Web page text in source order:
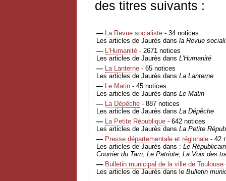
des titres suivants :
— La Revue socialiste - 34 notices
Les articles de Jaurès dans la Revue
— L'Humanité - 2671 notices
Les articles de Jaurès dans L'Humanité
— La Lanterne - 65 notices
Les articles de Jaurès dans La Lanterne
— Le Matin - 45 notices
Les articles de Jaurès dans Le Matin
— La Dépêche - 887 notices
Les articles de Jaurès dans La Dépêche
— La Petite République - 642 notices
Les articles de Jaurès dans La Petite
— Presse départementale et régionale - 42
Les articles de Jaurès dans : Le
Courrier du Tarn, Le Patriote, La Voix des
— Bulletin municipal de la ville de Toulouse
Les articles de Jaurès dans le Bulletin